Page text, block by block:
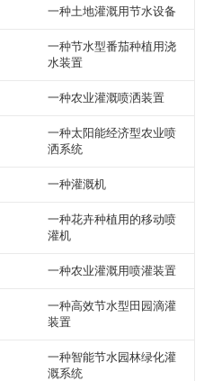
一种土地灌溉用节水设备
一种节水型番茄种植用浇
水装置
一种农业灌溉喷洒装置
一种太阳能经济型农业喷
洒系统
一种灌溉机
一种花卉种植用的移动喷
灌机
一种农业灌溉用喷灌装置
一种高效节水型田园滴灌
装置
一种智能节水园林绿化灌
溉系统